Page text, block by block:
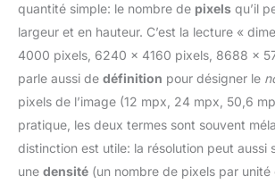
quantité simple: le nombre de pixels qu’il
largeur et en hauteur. C’est la lecture «
4000 pixels, 6240 × 4160 pixels, 8688 ×
parle aussi de définition pour désigner le
pixels de l’image (12 mpx, 24 mpx, 50,6
pratique, les deux termes sont souvent
distinction est utile: la résolution peut aussi
une densité (un nombre de pixels par